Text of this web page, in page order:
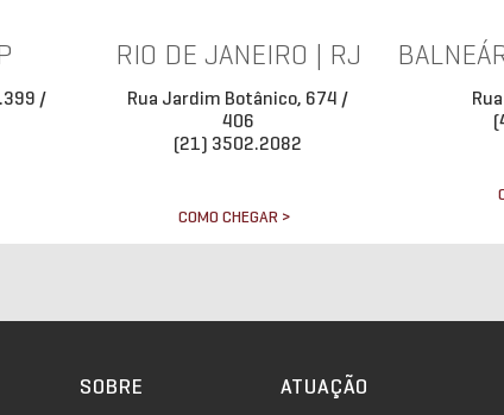
/
RIO DE JANEIRO | RJ
Rua Jardim Botânico, 674 /
406
(21) 3502.2082
COMO CHEGAR >
SOBRE ATUAÇÃO